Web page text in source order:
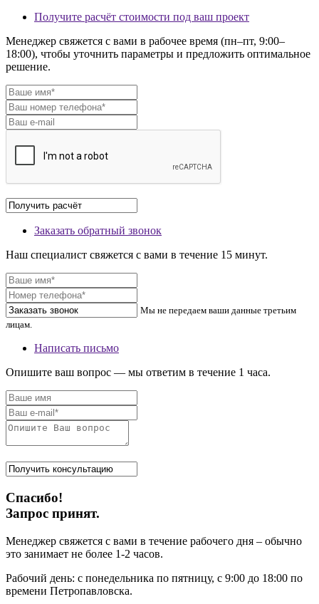
Получите расчёт стоимости под ваш проект
Менеджер свяжется с вами в рабочее время (пн–пт, 9:00–
18:00), чтобы уточнить параметры и предложить оптимальное
решение.
Заказать обратный звонок
Наш специалист свяжется с вами в течение 15 минут.
Мы не передаем ваши данные третьим
лицам.
Написать письмо
Опишите ваш вопрос — мы ответим в течение 1 часа.
Спасибо!
Запрос принят.
Менеджер свяжется с вами в течение рабочего дня – обычно
это занимает не более 1-2 часов.
Рабочий день: с понедельника по пятницу, с 9:00 до 18:00 по
времени Петропавловска.